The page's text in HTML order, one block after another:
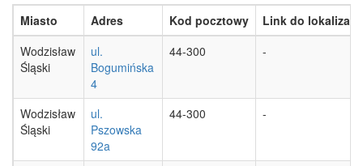
Miasto Adres Kod pocztowy
Link do lokalizacji
Wodzisław
Śląski
ul.
Bogumińska
4
44-300 -
Wodzisław
Śląski
ul.
Pszowska
92a
44-300 -